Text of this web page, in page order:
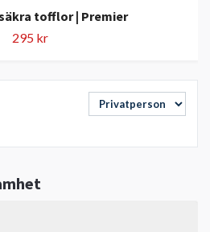
tofflor | Premier
295 kr